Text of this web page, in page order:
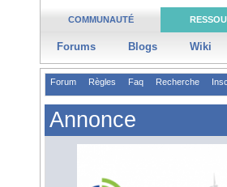
COMMUNAUTÉ
Forums Blogs Wiki
Forum Règles Faq Recherche
Annonce